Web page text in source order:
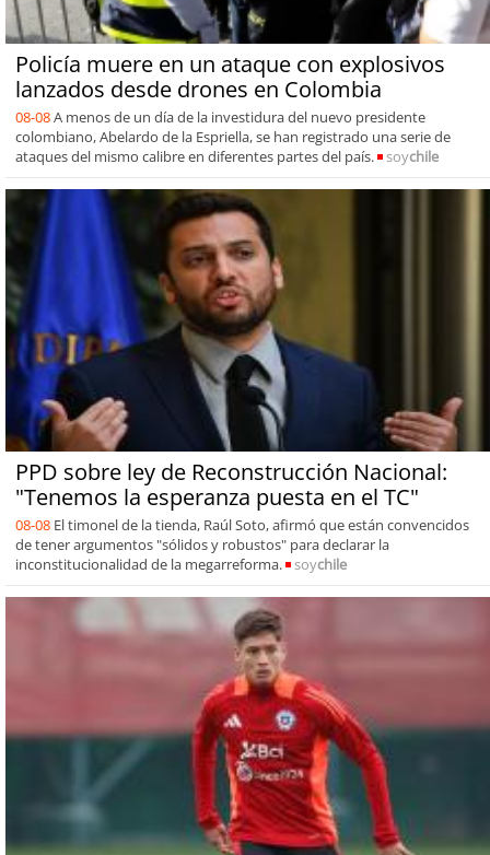
Policía muere en un ataque con explosivos
lanzados desde drones en Colombia
08-08A menos de un día de la investidura del nuevo presidente
colombiano, Abelardo de la Espriella, se han registrado una serie de
ataques del mismo calibre en diferentes partes del país.
soychile
PPD sobre ley de Reconstrucción Nacional:
"Tenemos la esperanza puesta en el TC"
08-08 El timonel de la tienda, Raúl Soto, afirmó que están convencidos
de tener argumentos "sólidos y robustos" para declarar la
inconstitucionalidad de la megarreforma.
soychile